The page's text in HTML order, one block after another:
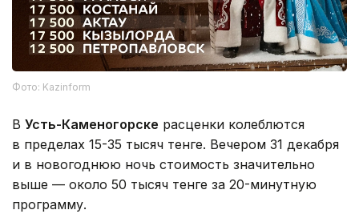
Фото: Kazinform
В Усть-Каменогорске расценки колеблются
в пределах 15-35 тысяч тенге. Вечером 31 декабря
и в новогоднюю ночь стоимость значительно
выше — около 50 тысяч тенге за 20-минутную
программу.